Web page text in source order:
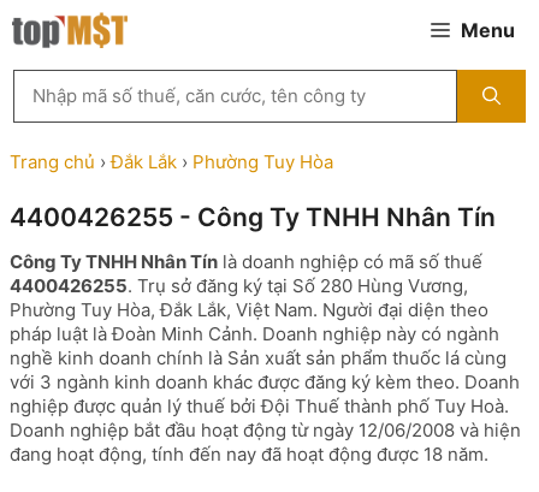
Chuyển
đến
Menu
kiếm
MST
theo
tên
ty,
người
đại
diện
hoặc
mã
số
thuế
...
Trang chủ ›Đắk Lắk › Phường Tuy Hòa
4400426255 - Công Ty TNHH Nhân Tín
Công Ty TNHH Nhân Tín là doanh nghiệp có mã số thuế
4400426255. Trụ sở đăng ký tại Số 280 Hùng Vương,
Phường Tuy Hòa, Đắk Lắk, Việt Nam. Người đại diện theo
pháp luật là Đoàn Minh Cảnh. Doanh nghiệp này có ngành
nghề kinh doanh chính là Sản xuất sản phẩm thuốc lá cùng
với 3 ngành kinh doanh khác được đăng ký kèm theo. Doanh
nghiệp được quản lý thuế bởi Đội Thuế thành phố Tuy Hoà.
Doanh nghiệp bắt đầu hoạt động từ ngày 12/06/2008 và hiện
đang hoạt động, tính đến nay đã hoạt động được 18 năm.